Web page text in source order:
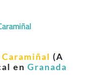
(A
en Granada